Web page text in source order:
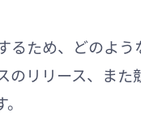
るため、どのよ
リリース、ま